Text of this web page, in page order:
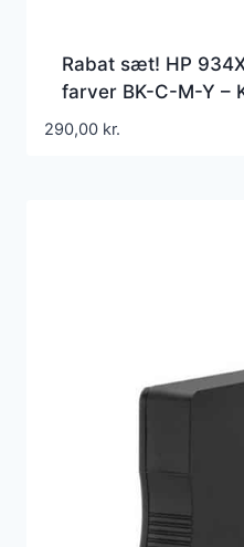
Rabat sæt! HP
farver BK-C-M-Y –
196 ml
290,00 kr.